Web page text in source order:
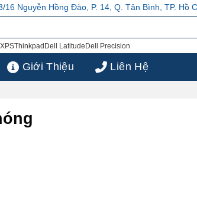
Q. Tân Bình, TP. Hồ Chí Minh 103/16 Nguyễn
Thinkpad Dell Latitude Dell Precision
Giới Thiệu Liên Hệ